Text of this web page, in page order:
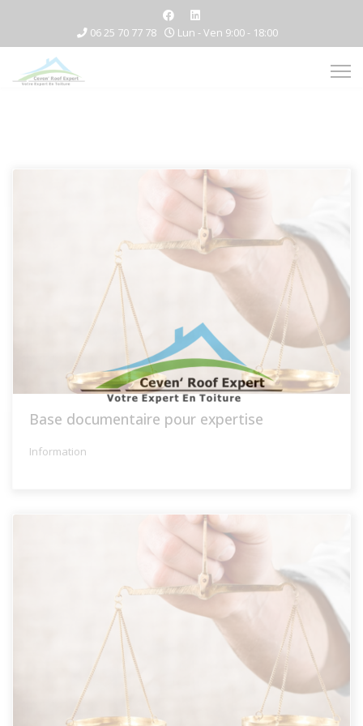
06 25 70 77 78 Lun - Ven 9:00 - 18:00
Base documentaire pour expertise
Information